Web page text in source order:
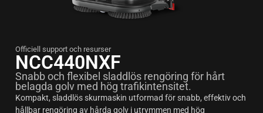
Officiell support och resurser
NCC440NXF
Snabb och flexibel sladdlös rengöring för hårt
belagda golv med hög trafikintensitet.
Kompakt, sladdlös skurmaskin utformad för snabb, effektiv och
hållbar rengöring av hårda golv i utrymmen med hög